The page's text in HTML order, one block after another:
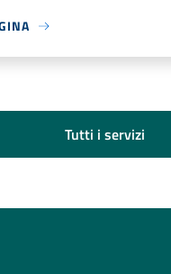
Tutti i servizi